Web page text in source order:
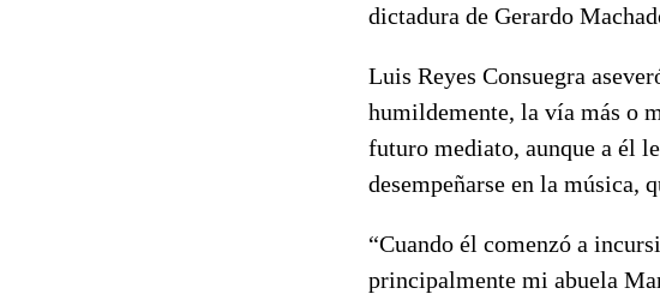
dictadura de Gerardo
Luis Reyes Consuegra
humildemente, la vía más o
futuro mediato, aunque a él
desempeñarse en la música,
“Cuando él comenzó a
principalmente mi abuela